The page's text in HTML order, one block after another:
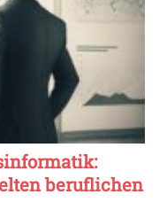
beruflichen